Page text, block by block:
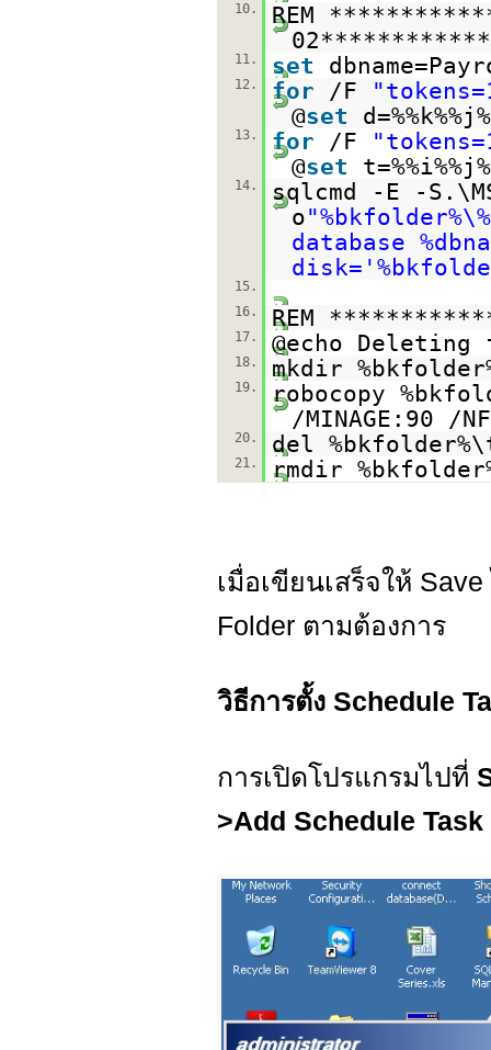
10.
REM
11. set
12. for /F
@set
13. for /F
@set
14.
sqlcmd -E -
o
database
15.
16.
REM
17. @echo
18. mkdir
19.
robocopy
/MINAGE:90 /
20. del
21. rmdir
เมื่อเขียนเสร็จให้
Folder ตามต้องการ
วิธีการตั้ง Schedule
การเปิดโปรแกรมไปที่
>Add Schedule Task